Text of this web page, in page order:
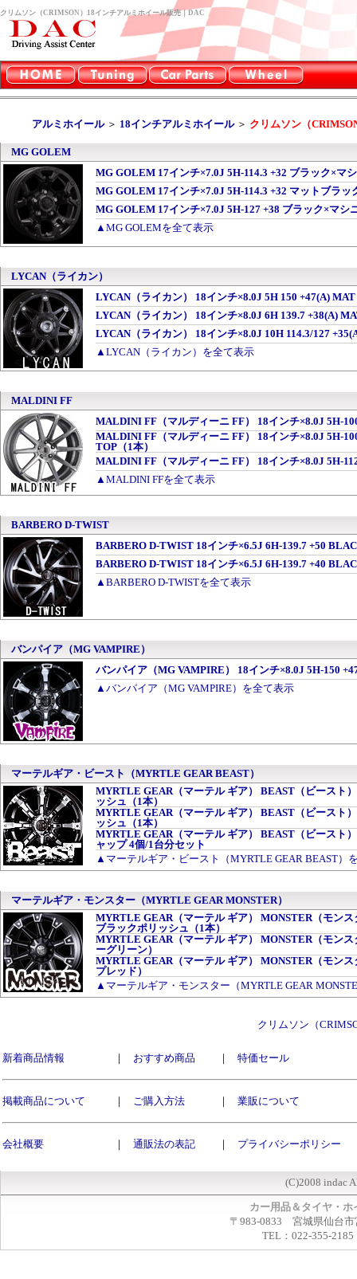
クリムソン（CRIMSON）18インチアルミホイール販売｜DAC
アルミホイール＞ 18インチアルミホイール＞ クリムソン（
MG GOLEM
MG GOLEM 17インチ×7.0J 5H-114.3 +32 ブラック×マ
MG GOLEM 17インチ×7.0J 5H-114.3 +32 マットブラッ
MG GOLEM 17インチ×7.0J 5H-127 +38 ブラック×マシ
▲MG GOLEMを全て表示
LYCAN（ライカン）
LYCAN（ライカン） 18インチ×8.0J 5H 150 +47(A)
LYCAN（ライカン） 18インチ×8.0J 6H 139.7 +38(A)
LYCAN（ライカン） 18インチ×8.0J 10H 114.3/127
▲LYCAN（ライカン）を全て表示
MALDINI FF
MALDINI FF（マルディーニ FF） 18インチ×8.0J 5H-
MALDINI FF（マルディーニ FF） 18インチ×8.0J 5H-
TOP（1本）
MALDINI FF（マルディーニ FF） 18インチ×8.0J 5H-
▲MALDINI FFを全て表示
BARBERO D-TWIST
BARBERO D-TWIST 18インチ×6.5J 6H-139.7 +50
BARBERO D-TWIST 18インチ×6.5J 6H-139.7 +40
▲BARBERO D-TWISTを全て表示
バンパイア（MG VAMPIRE）
バンパイア（MG VAMPIRE） 18インチ×8.0J 5H-150
▲バンパイア（MG VAMPIRE）を全て表示
マーテルギア・ビースト（MYRTLE GEAR BEAST）
MYRTLE GEAR（マーテル ギア） BEAST（ビースト
ッシュ（1本）
MYRTLE GEAR（マーテル ギア） BEAST（ビースト
ッシュ（1本）
MYRTLE GEAR（マーテル ギア） BEAST（ビースト
ャップ 4個/1台分セット
▲マーテルギア・ビースト（MYRTLE GEAR BEAST）
マーテルギア・モンスター（MYRTLE GEAR MONSTER）
MYRTLE GEAR（マーテル ギア） MONSTER（モンス
ブラックポリッシュ（1本）
MYRTLE GEAR（マーテル ギア） MONSTER（モン
ーグリーン）
MYRTLE GEAR（マーテル ギア） MONSTER（モン
プレッド）
▲マーテルギア・モンスター（MYRTLE GEAR
クリムソン（
新着商品情報 ｜ おすすめ商品 ｜ 特価セール
掲載商品について ｜ ご購入方法 ｜ 業販について
会社概要 ｜ 通販法の表記 ｜ プライバシーポリシー
(C)2008 indac
カー用品＆タイヤ・
〒983-0833 宮城県仙台市
TEL：022-355-